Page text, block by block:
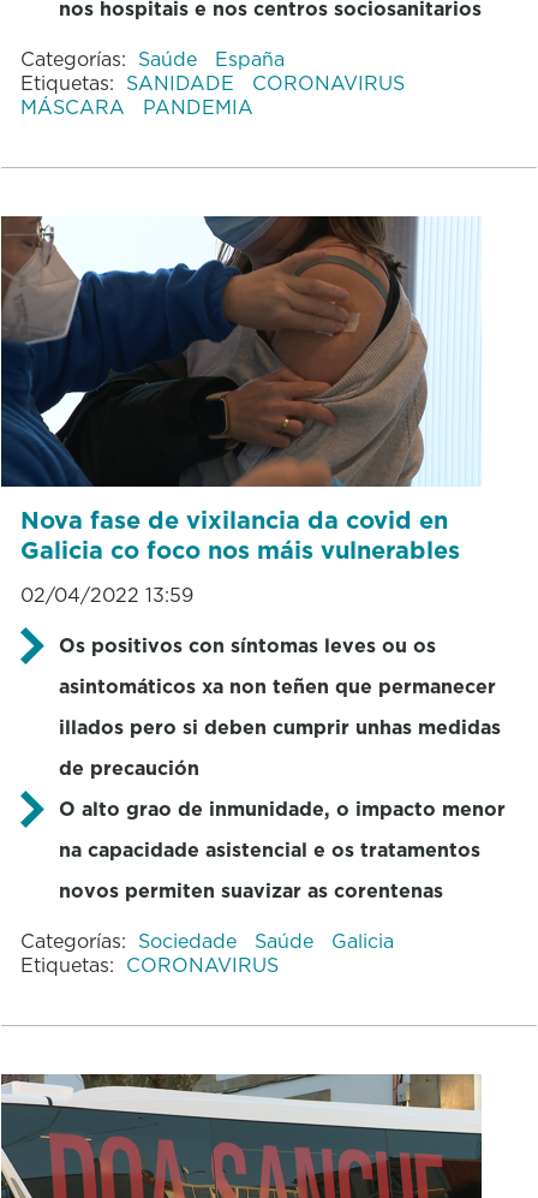
nos hospitais e nos centros sociosanitarios
Categorías: Saúde
España
Etiquetas: SANIDADE
CORONAVIRUS
MÁSCARA
PANDEMIA
Nova fase de vixilancia da covid en
Galicia co foco nos máis vulnerables
02/04/2022 13:59
Os positivos con síntomas leves ou os
asintomáticos xa non teñen que permanecer
illados pero si deben cumprir unhas medidas
de precaución
O alto grao de inmunidade, o impacto menor
na capacidade asistencial e os tratamentos
novos permiten suavizar as corentenas
Categorías: Sociedade Saúde
Galicia
Etiquetas: CORONAVIRUS